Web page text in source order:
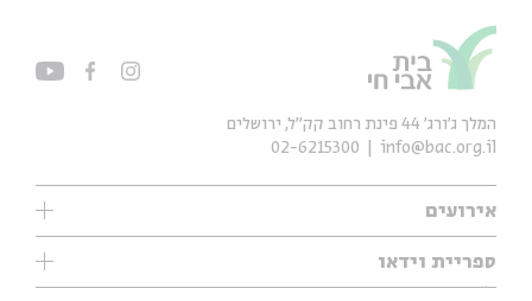
אירועים
עיון
אנגלית
ספריית וידאו
ילדים
המלך ג'ורג' 44 פינת רחוב קק״ל, ירושלים
info@bac.org.il
02-6215300